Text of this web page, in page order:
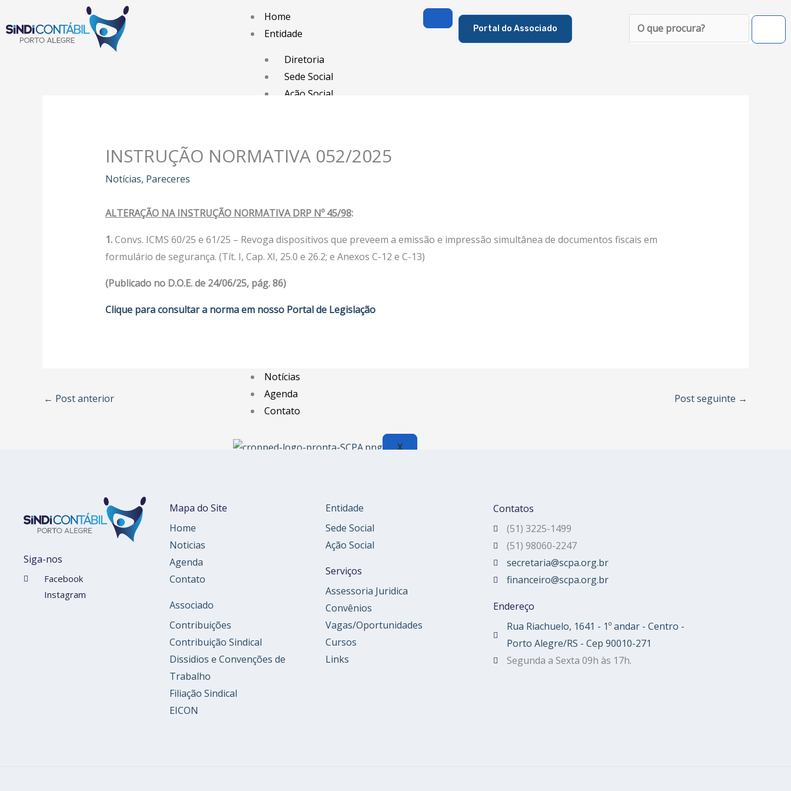
para
Home
Entidade
Diretoria
Sede Social
Ação Social
Contribuições
Filiação Sindical
Serviços
Assessoria Juridica
Vagas/Oportunidades
Notícias
Agenda
Contato
X
Portal do Associado
Pesquisar
INSTRUÇÃO NORMATIVA 052/2025
Notícias, Pareceres
ALTERAÇÃO NA INSTRUÇÃO NORMATIVA DRP Nº 45/98:
1.Convs. ICMS 60/25 e 61/25 – Revoga dispositivos que preveem a emissão e impressão simultânea de documentos fiscais em
formulário de segurança. (Tít. I, Cap. XI, 25.0 e 26.2; e Anexos C-12 e C-13)
(Publicado no D.O.E. de 24/06/25, pág. 86)
Clique para consultar a norma em nosso Portal de Legislação
← Post anterior Post seguinte →
Siga-nos
Facebook
Instagram
Mapa do Site
Home
Noticias
Agenda
Contato
Associado
Contribuições
Contribuição Sindical
Dissidios e Convenções de
Trabalho
Filiação Sindical
EICON
Entidade
Sede Social
Ação Social
Serviços
Assessoria Juridica
Convênios
Vagas/Oportunidades
Cursos
Links
Contatos
(51) 3225-1499
(51) 98060-2247
secretaria@scpa.org.br
financeiro@scpa.org.br
Endereço
Rua Riachuelo, 1641 - 1º andar - Centro -
Porto Alegre/RS - Cep 90010-271
Segunda a Sexta 09h às 17h.